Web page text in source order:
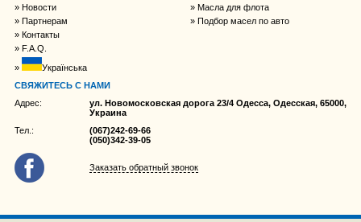
Новости
Партнерам
Контакты
F.A.Q.
Українська
Масла для флота
Подбор масел по авто
СВЯЖИТЕСЬ С НАМИ
Адрес:
ул. Новомосковская дорога 23/4 Одесса, Одесская, 65000,
Украина
Тел.:
(067)242-69-66
(050)342-39-05
Заказать обратный звонок